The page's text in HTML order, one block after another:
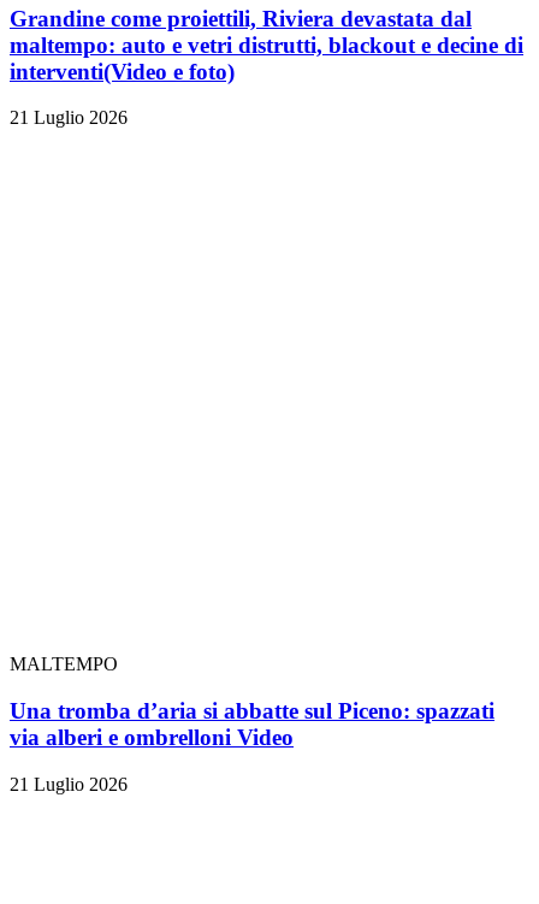
Grandine come proiettili, Riviera devastata dal
maltempo: auto e vetri distrutti, blackout e decine di
interventi(Video e foto)
21 Luglio 2026
MALTEMPO
Una tromba d’aria si abbatte sul Piceno: spazzati
via alberi e ombrelloni Video
21 Luglio 2026